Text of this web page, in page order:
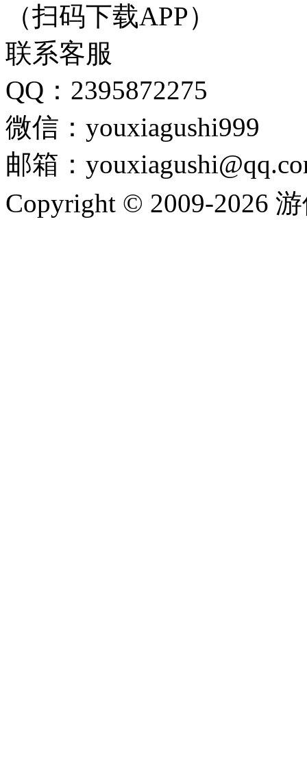
（扫码下载APP）
联系客服
QQ：2395872275
微信：youxiagushi999
邮箱：
Copyright © 2009-2026